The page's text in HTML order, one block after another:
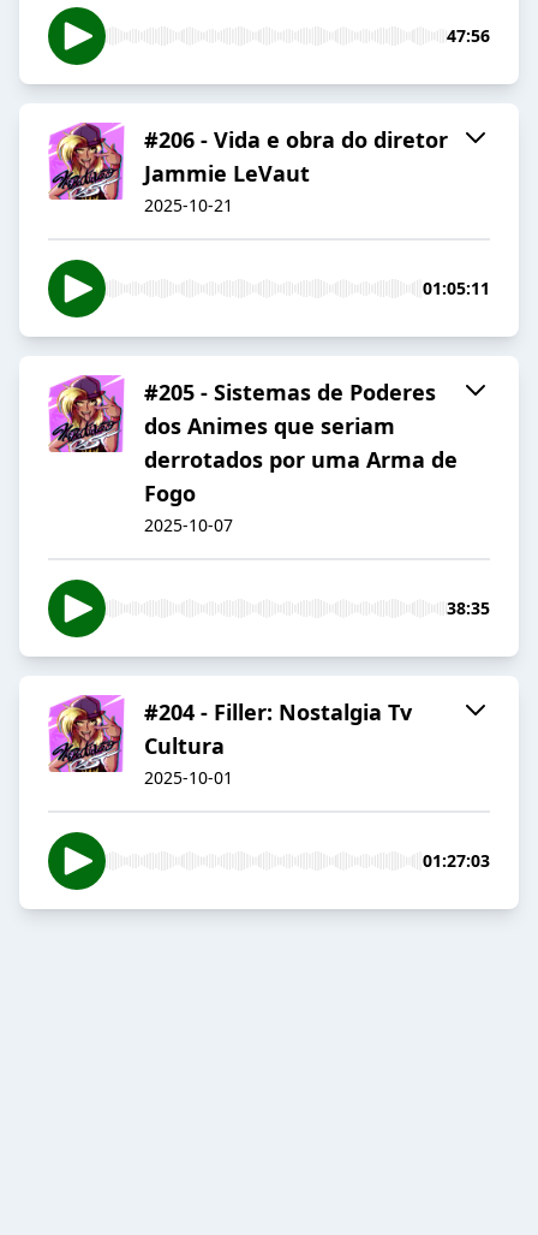
47:56
#206 - Vida e obra do diretor
Jammie LeVaut
2025-10-21
01:05:11
#205 - Sistemas de Poderes
dos Animes que seriam
derrotados por uma Arma de
Fogo
2025-10-07
38:35
#204 - Filler: Nostalgia Tv
Cultura
2025-10-01
01:27:03